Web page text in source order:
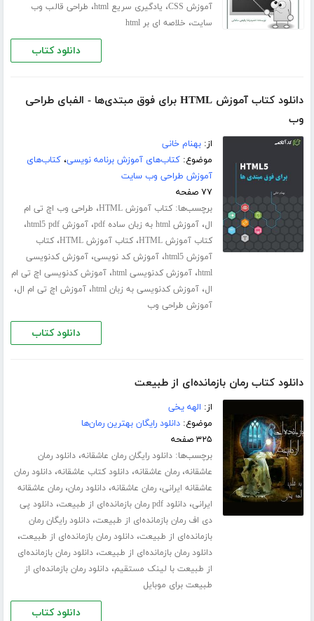
آموزش CSS ، یادگیری سریع html ، طراحی قالب وب
سایت، خلاصه ای بر html
دانلود کتاب
دانلود کتاب آموزش HTML برای فوق مبتدی‌ها - الفبای طراحی
وب
از:بهنام خانی
موضوع:کتاب‌های آموزش برنامه نویسی،کتاب‌های
آموزش طراحی وب سایت
۷۷ صفحه
برچسب‌ها:کتاب آموزش HTML ، طراحی وب اچ تی ام
ال،آموزش html به زبان ساده pdf ،آموزش html5 pdf ،
کتاب آموزش HTML ،کتاب آموزش HTML ،کتاب
آموزش html5
،آموزش کد نویسی،آموزش کدنویسی
html،آموزش کدنویسی html ،آموزش کدنویسی اچ تی ام
ال،آموزش کدنویسی به زبان html ،آموزش اچ تی ام ال،
آموزش طراحی وب
دانلود کتاب
دانلود کتاب رمان بازمانده‌ای از طبیعت
از: الهه یخی
موضوع:دانلود رایگان بهترین رمان‌ها
۳۲۵ صفحه
برچسب‌ها:دانلود رایگان رمان عاشقانه،دانلود رمان
عاشقانه،رمان عاشقانه،دانلود کتاب عاشقانه،دانلود رمان
عاشقانه ایرانی،رمان عاشقانه،دانلود رمان،رمان عاشقانه
ایرانی،دانلود pdf رمان بازمانده‌ای از طبیعت ،دانلود پی
دی اف رمان بازمانده‌ای از طبیعت،دانلود رایگان رمان
بازمانده‌ای از طبیعت،دانلود رمان بازمانده‌ای از طبیعت،
دانلود رمان بازمانده‌ای از طبیعت،دانلود رمان بازمانده‌ای
از طبیعت با لینک مستقیم،دانلود رمان بازمانده‌ای از
طبیعت برای موبایل
دانلود کتاب